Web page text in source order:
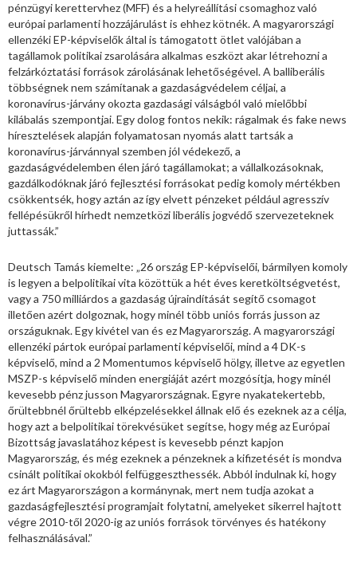
pénzügyi kerettervhez (MFF) és a helyreállítási csomaghoz való
európai parlamenti hozzájárulást is ehhez kötnék. A magyarországi
ellenzéki EP-képviselők által is támogatott ötlet valójában a
tagállamok politikai zsarolására alkalmas eszközt akar létrehozni a
felzárkóztatási források zárolásának lehetőségével. A balliberális
többségnek nem számítanak a gazdaságvédelem céljai, a
koronavírus-járvány okozta gazdasági válságból való mielőbbi
kilábalás szempontjai. Egy dolog fontos nekik: rágalmak és fake news
híresztelések alapján folyamatosan nyomás alatt tartsák a
koronavírus-járvánnyal szemben jól védekező, a
gazdaságvédelemben élen járó tagállamokat; a vállalkozásoknak,
gazdálkodóknak járó fejlesztési forrásokat pedig komoly mértékben
csökkentsék, hogy aztán az így elvett pénzeket például agresszív
fellépésükről hírhedt nemzetközi liberális jogvédő szervezeteknek
juttassák.”
Deutsch Tamás kiemelte: „26 ország EP-képviselői, bármilyen komoly
is legyen a belpolitikai vita közöttük a hét éves keretköltségvetést,
vagy a 750 milliárdos a gazdaság újraindítását segítő csomagot
illetően azért dolgoznak, hogy minél több uniós forrás jusson az
országuknak. Egy kivétel van és ez Magyarország. A magyarországi
ellenzéki pártok európai parlamenti képviselői, mind a 4 DK-s
képviselő, mind a 2 Momentumos képviselő hölgy, illetve az egyetlen
MSZP-s képviselő minden energiáját azért mozgósítja, hogy minél
kevesebb pénz jusson Magyarországnak. Egyre nyakatekertebb,
őrültebbnél őrültebb elképzelésekkel állnak elő és ezeknek az a célja,
hogy azt a belpolitikai törekvésüket segítse, hogy még az Európai
Bizottság javaslatához képest is kevesebb pénzt kapjon
Magyarország, és még ezeknek a pénzeknek a kifizetését is mondva
csinált politikai okokból felfüggeszthessék. Abból indulnak ki, hogy
ez árt Magyarországon a kormánynak, mert nem tudja azokat a
gazdaságfejlesztési programjait folytatni, amelyeket sikerrel hajtott
végre 2010-től 2020-ig az uniós források törvényes és hatékony
felhasználásával.”